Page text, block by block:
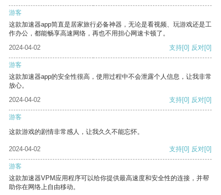
游客
这款加速器app简直是居家旅行必备神器，无论是看视频、玩游戏还是工
作办公，都能畅享高速网络，再也不用担心网速卡顿了。
2024-04-02
支持[0] 反对[0]
游客
这款加速器app的安全性很高，使用过程中不会泄露个人信息，让我非常
放心。
2024-04-02
支持[0] 反对[0]
游客
这款游戏的剧情非常感人，让我久久不能忘怀。
2024-04-02 支持[0] 反对[0]
游客
这款加速器VPM应用程序可以给你提供最高速度和安全性的连接，并帮
助你在网络上自由移动。